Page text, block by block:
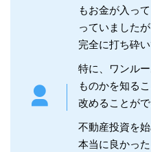
もお金が入っ
っていました
完全に打ち砕い
特に、ワンル
ものかを知る
改めることがで
不動産投資を
本当に良かった